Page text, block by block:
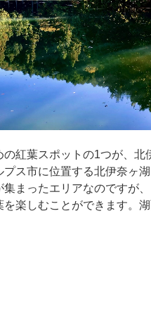
の紅葉スポットの1つが、北
ス市に位置する北伊奈ヶ
集まったエリアなのですが
を楽しむことができます。